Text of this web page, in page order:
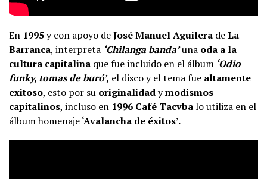
En 1995y con apoyo deJosé Manuel Aguilera deLa
Barranca, interpreta ‘Chilanga banda’una oda a la
cultura capitalina que fue incluido en el álbum ‘Odio
funky, tomas de buró’, el disco y el tema fue altamente
exitoso, esto por su originalidadymodismos
capitalinos, incluso en 1996 Café Tacvbalo utiliza en el
álbum homenaje‘Avalancha de éxitos’.